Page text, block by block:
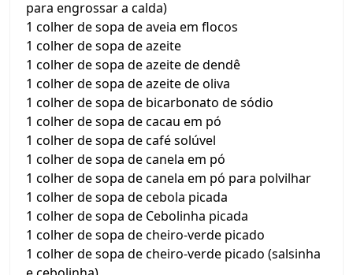
para engrossar a calda)
1 colher de sopa de aveia em flocos
1 colher de sopa de azeite
1 colher de sopa de azeite de dendê
1 colher de sopa de azeite de oliva
1 colher de sopa de bicarbonato de sódio
1 colher de sopa de cacau em pó
1 colher de sopa de café solúvel
1 colher de sopa de canela em pó
1 colher de sopa de canela em pó para polvilhar
1 colher de sopa de cebola picada
1 colher de sopa de Cebolinha picada
1 colher de sopa de cheiro-verde picado
1 colher de sopa de cheiro-verde picado (salsinha